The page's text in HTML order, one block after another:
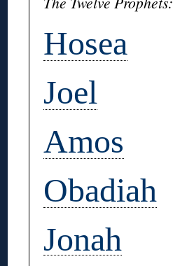
Hosea
Joel
Amos
Obadiah
Jonah